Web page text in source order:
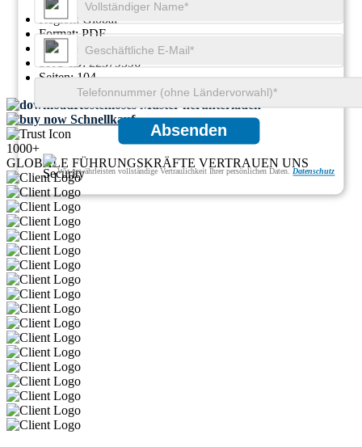
Region: Global
Format:PDF
Berichts-ID:GGI113461
SKU ID: 22379596
Seiten:104
Kostenloses Muster herunterladen
Schnellkauf
1000+
GLOBALE FÜHRUNGSKRÄFTE VERTRAUEN UNS
Absenden
Wir gewährleisten vollständige Vertraulichkeit Ihrer persönlichen Daten.Datenschutz